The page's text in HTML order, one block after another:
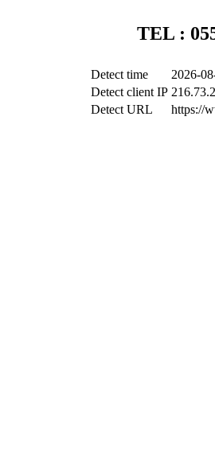
TEL :
Detect time
2026-
Detect client IP
Detect URL
https://